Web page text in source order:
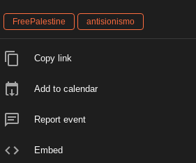
FreePalestine antisionismo
Copy link
Add to calendar
Report event
Embed